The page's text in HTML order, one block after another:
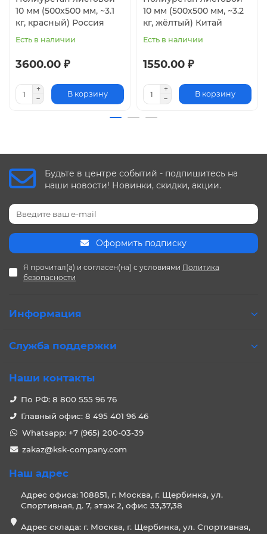
включения.
Цвет: натуральный (от желтого до зеленоватого)
Физико-механические показатели:
Водопоглощение: 7%
Относительное удлинение при разрыве: 390%
10 мм (500х500 мм, ~3.1
кг, красный) Россия
Есть в наличии
3600.00 ₽
В корзину
10 мм (500х500 мм, ~3.2
кг, жёлтый) Китай
Есть в наличии
1550.00 ₽
В корзину
Будьте в центре событий - подпишитесь на
наши новости! Новинки, скидки, акции.
Оформить подписку
Я прочитал(а) и согласен(на) с условиями Политика
безопасности
Информация
Служба поддержки
Наши контакты
По РФ: 8 800 555 96 76
Главный офис: 8 495 401 96 46
Whatsapp: +7 (965) 200-03-39
zakaz@ksk-company.com
Наш адрес
Адрес офиса: 108851, г. Москва, г. Щербинка, ул.
Спортивная, д. 7, этаж 2, офис 33,37,38
Адрес склада: г. Москва, г. Щербинка, ул. Спортивная,